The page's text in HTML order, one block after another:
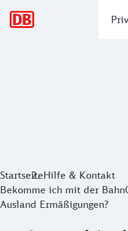
StartseiteHilfe & Kontakt
Bekomme ich mit der
Ausland Ermäßigungen?